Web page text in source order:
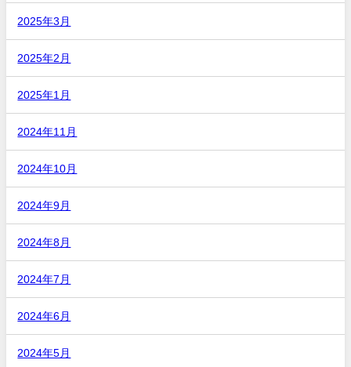
2025年3月
2025年2月
2025年1月
2024年11月
2024年10月
2024年9月
2024年8月
2024年7月
2024年6月
2024年5月